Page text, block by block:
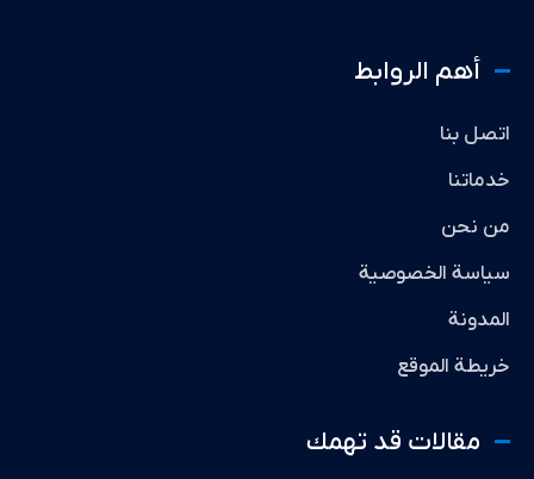
أهم الروابط
اتصل بنا
خدماتنا
من نحن
سياسة الخصوصية
المدونة
خريطة الموقع
مقالات قد تهمك